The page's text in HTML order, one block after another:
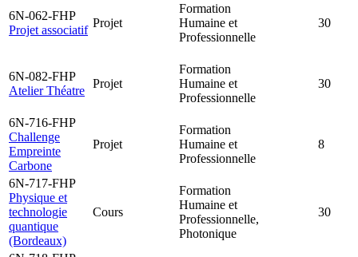
6N-062-FHP
Projet associatif
Projet
Formation
Humaine et
Professionnelle
30
6N-082-FHP
Atelier Théatre
Projet
Formation
Humaine et
Professionnelle
30
6N-716-FHP
Challenge
Empreinte
Carbone
Projet
Formation
Humaine et
Professionnelle
8
6N-717-FHP
Physique et
technologie
quantique
(Bordeaux)
Cours
Formation
Humaine et
Professionnelle,
Photonique
30